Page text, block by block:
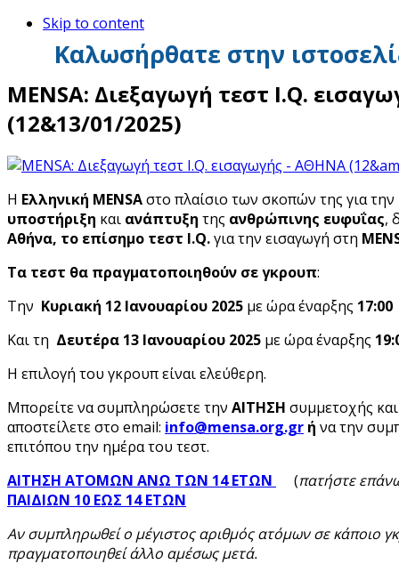
Skip to content
Καλωσήρθατε στην
MENSA: Διεξαγωγή τεστ I.Q.
(12&13/01/2025)
Η Ελληνική MENSAστο πλαίσιο των σκοπών της για την
υποστήριξη και ανάπτυξη της ανθρώπινης ευφυΐας,
Αθήνα, το επίσημο τεστ I.Q.για την εισαγωγή στη
Τα τεστ θα πραγματοποιηθούν σε γκρουπ:
Την Κυριακή 12 Ιανουαρίου 2025 με ώρα έναρξης 17:00
Και τη Δευτέρα 13 Ιανουαρίου 2025 με ώρα έναρξης
Η επιλογή του γκρουπ είναι ελεύθερη.
Μπορείτε να συμπληρώσετε την ΑΙΤΗΣΗ συμμετοχής
αποστείλετε στο email: info@mensa.org.gr ή να την
επιτόπου την ημέρα του τεστ.
ΑΙΤΗΣΗ ΑΤΟΜΩΝ ΑΝΩ ΤΩΝ 14 ΕΤΩΝ
(πατήστε
ΠΑΙΔΙΩΝ 10 ΕΩΣ 14 ΕΤΩΝ
Αν συμπληρωθεί ο μέγιστος αριθμός ατόμων σε κάποιο
πραγματοποιηθεί άλλο αμέσως μετά.